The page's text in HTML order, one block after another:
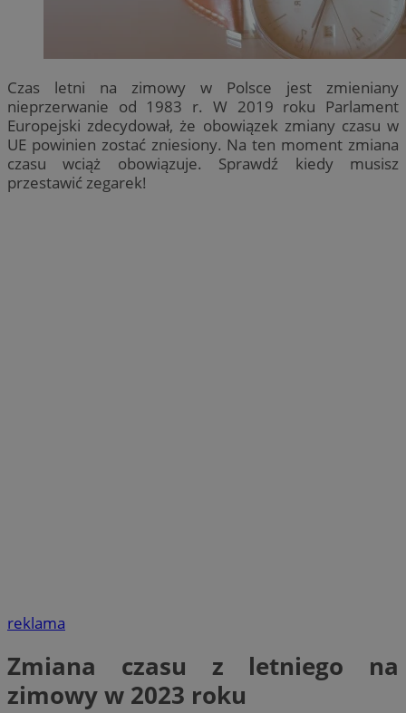
Czas letni na zimowy w Polsce jest zmieniany
nieprzerwanie od 1983 r. W 2019 roku Parlament
Europejski zdecydował, że obowiązek zmiany czasu w
UE powinien zostać zniesiony. Na ten moment zmiana
czasu wciąż obowiązuje. Sprawdź kiedy musisz
przestawić zegarek!
reklama
Zmiana czasu z letniego na
zimowy w 2023 roku